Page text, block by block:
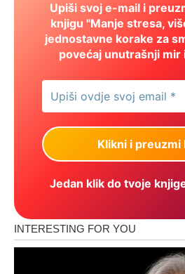
Upiši svoj e-mail i
knjigu "Manje stresa,
jednostavne korake za
povećaj unutrašnji mir
Jedan klik do tvoje